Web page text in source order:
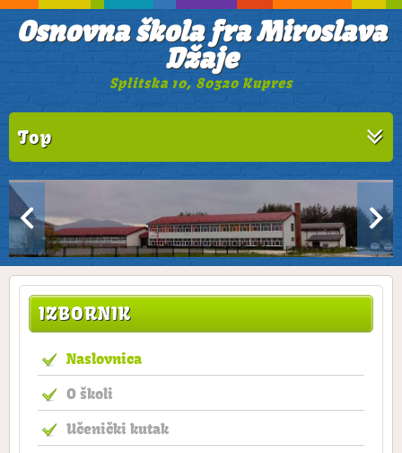
Osnovna škola fra Miroslava
Džaje
Splitska 10, 80320 Kupres
Top
IZBORNIK
Naslovnica
O školi
Učenički kutak